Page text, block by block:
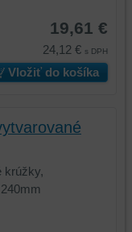
19,61 €
24,12 € s DPH
Vložiť do košíka
krúžky,